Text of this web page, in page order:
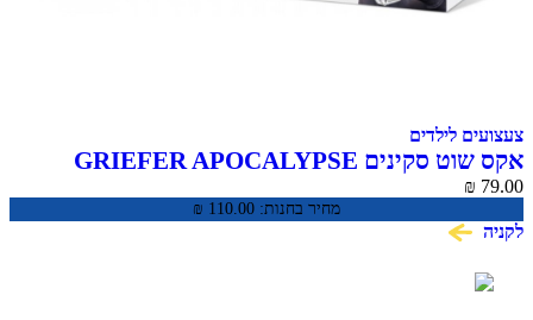
צעצועים לילדים
אקס שוט סקינים GRIEFER APOCALYPSE
מחיר בחנות: ₪ 110.00
₪ 79.00
לקניה